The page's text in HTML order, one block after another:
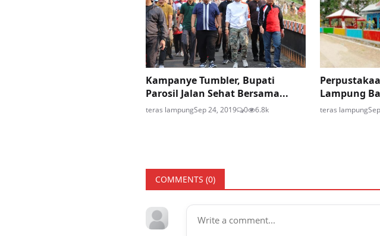
Kampanye Tumbler, Bupati
Parosil Jalan Sehat Bersama...
teras lampungSep 24, 2019 0 6.8k
Lampung
teras lampung
COMMENTS (0)